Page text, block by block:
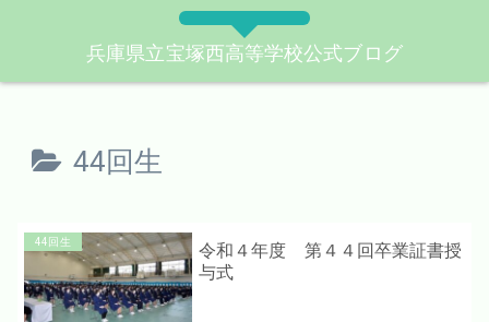
兵庫県立宝塚西高等学校公式ブログ
44回生
44回生
令和４年度 第４４回卒業証書授
与式